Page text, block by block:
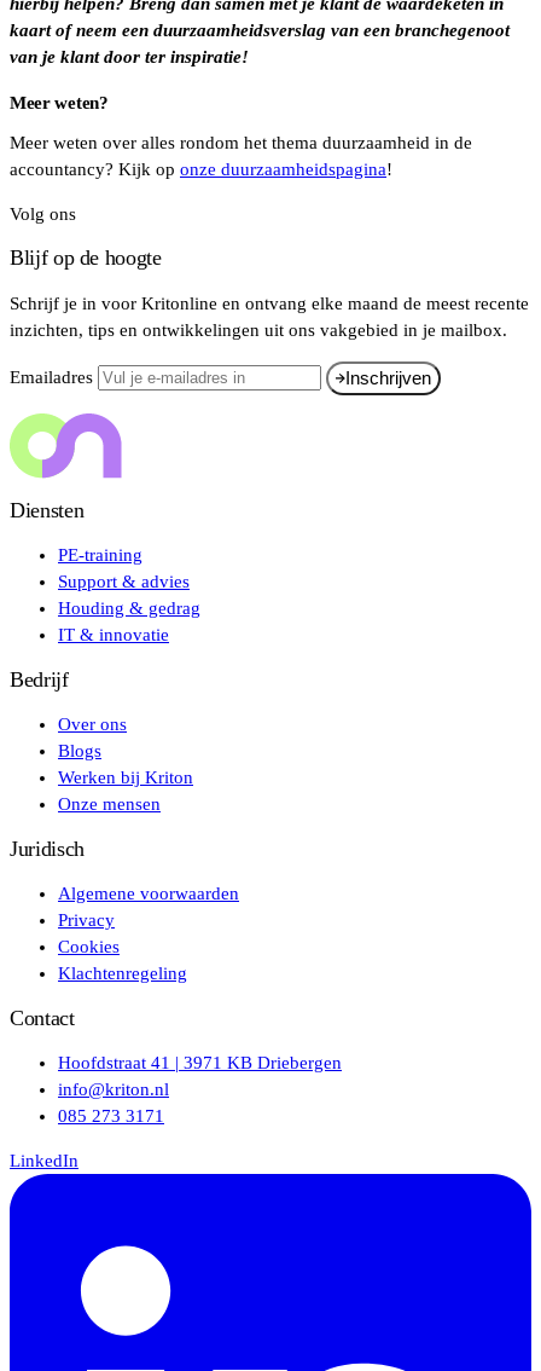
kaart of neem een duurzaamheidsverslag van een branchegenoot
van je klant door ter inspiratie!
Meer weten?
Meer weten over alles rondom het thema duurzaamheid in de
accountancy? Kijk op onze duurzaamheidspagina!
Volg ons
Blijf op de hoogte
Schrijf je in voor Kritonline en ontvang elke maand de meest recente
inzichten, tips en ontwikkelingen uit ons vakgebied in je mailbox.
Emailadres Inschrijven
Diensten
PE-training
Support & advies
Houding & gedrag
IT & innovatie
Bedrijf
Over ons
Blogs
Werken bij Kriton
Onze mensen
Juridisch
Algemene voorwaarden
Privacy
Cookies
Klachtenregeling
Contact
Hoofdstraat 41 | 3971 KB Driebergen
info@kriton.nl
085 273 3171
LinkedIn